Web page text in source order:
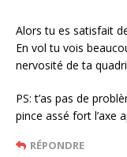
Alors tu es satisfait
En vol tu vois
nervosité de ta
PS: t’as pas de
pince assé fort l’axe
RÉPONDRE